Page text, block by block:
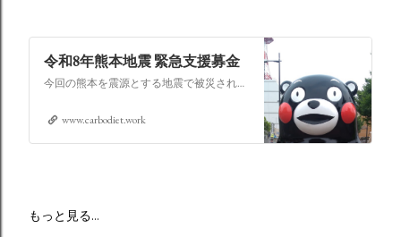
令和8年熊本地震 緊急支援募金
今回の熊本を震源とする地震で被災された皆さままだまだ余震も続き大変な時間を過ごされていると思います。心よりお見舞い申し上げます
www.carbodiet.work
もっと見る…